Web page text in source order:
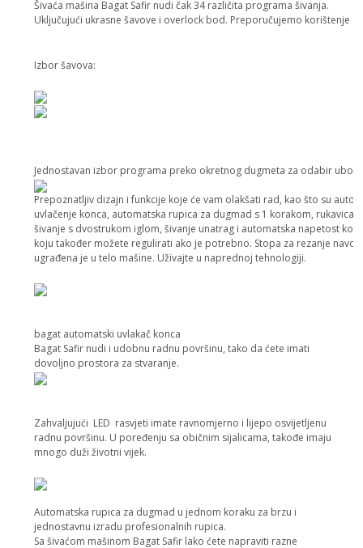
Šivaća mašina Bagat Safir nudi čak 34 različita programa šivanja.
Uključujući ukrasne šavove i overlock bod. Preporučujemo korištenje
Izbor šavova:
Jednostavan izbor programa preko okretnog dugmeta za odabir
Prepoznatljiv dizajn i funkcije koje će vam olakšati rad, kao što su
uvlačenje konca, automatska rupica za dugmad s 1 korakom, rukavica,
šivanje s dvostrukom iglom, šivanje unatrag i automatska napetost
koju također možete regulirati ako je potrebno. Stopa za rezanje navoja
ugrađena je u telo mašine. Uživajte u naprednoj tehnologiji.
bagat automatski uvlakač konca
Bagat Safir nudi i udobnu radnu površinu, tako da ćete imati
dovoljno prostora za stvaranje.
Zahvaljujući LED rasvjeti imate ravnomjerno i lijepo osvijetljenu
radnu površinu. U poređenju sa običnim sijalicama, takođe imaju
mnogo duži životni vijek.
Automatska rupica za dugmad u jednom koraku za brzu i
jednostavnu izradu profesionalnih rupica.
Sa šivaćom mašinom Bagat Safir lako ćete napraviti razne